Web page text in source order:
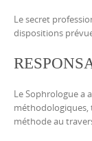
Le secret
dispositions
Le Sophrologue a
méthodologiques,
méthode au